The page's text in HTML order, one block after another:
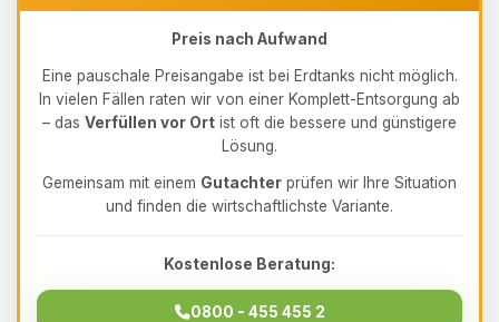
Preis nach Aufwand
Eine pauschale Preisangabe ist bei Erdtanks nicht möglich.
In vielen Fällen raten wir von einer Komplett-Entsorgung ab
– das Verfüllen vor Ort ist oft die bessere und günstigere
Lösung.
Gemeinsam mit einem Gutachter prüfen wir Ihre Situation
und finden die wirtschaftlichste Variante.
Kostenlose Beratung:
0800 - 455 455 2